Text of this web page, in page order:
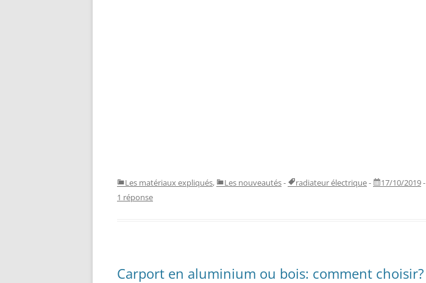
Les matériaux expliqués, Les nouveautés- radiateur électrique- 17/10/2019-
1 réponse
Carport en aluminium ou bois: comment choisir?